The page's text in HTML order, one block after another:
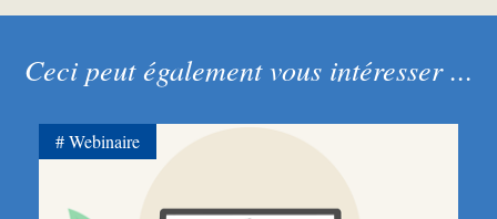
Ceci peut également vous intéresser ...
Webinaire